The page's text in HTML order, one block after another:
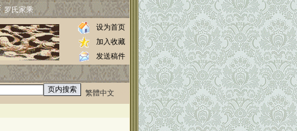
罗氏家乘
设为首页
加入收藏
发送稿件
繁體中文